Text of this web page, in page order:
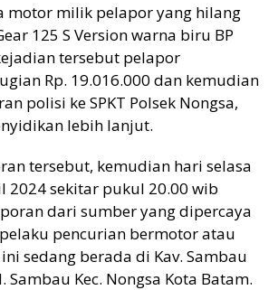
motor milik pelapor yang hilang
125 S Version warna biru BP
tersebut pelapor
Rp. 19.016.000 dan kemudian
polisi ke SPKT Polsek Nongsa,
lebih lanjut.
tersebut, kemudian hari selasa
2024 sekitar pukul 20.00 wib
dari sumber yang dipercaya
pencurian bermotor atau
sedang berada di Kav. Sambau
Sambau Kec. Nongsa Kota Batam.